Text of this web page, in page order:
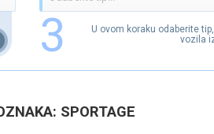
3
U ovom koraku odaberite
vozila
SPORTAGE